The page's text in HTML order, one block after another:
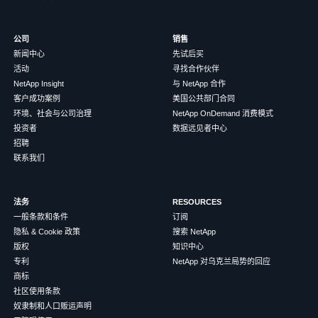
公司
新闻中心
活动
NetApp Insight
客户成功案例
环境、社会与公司治理
投资者
招聘
联系我们
销售
先试后买
寻找合作伙伴
与 NetApp 合作
美国公共部门合同
NetApp OnDemand 消费模式
数据远见者中心
法务
一般条款和条件
隐私 & Cookie 政策
版权
专利
商标
社区使用条款
奴隶制和人口贩运声明
RESOURCES
订阅
搜索 NetApp
知识中心
NetApp 对乌克兰局势的回应